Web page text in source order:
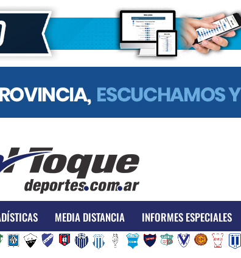
MEDIA DISTANCIA INFORMES ESPECIALES